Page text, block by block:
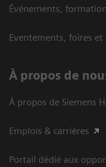
Événements,
Eventements, foires
À propos de
À propos de Siemens
Emplois & carrières
Portail dédié aux